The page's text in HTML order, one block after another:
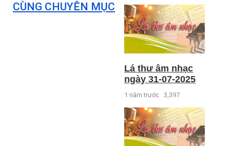
CÙNG CHUYÊN MỤC
Lá thư âm nhạc
ngày 31-07-2025
1 năm trước 3,397